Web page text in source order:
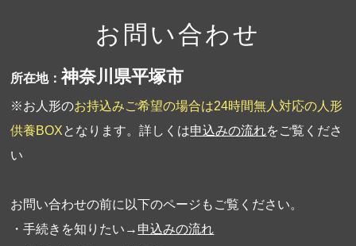
お問い合わせ
所在地：神奈川県平塚市
※お人形のお持込みご希望の場合は24時間無人対応の人形
供養BOXとなります。詳しくは申込みの流れをご覧くださ
い
お問い合わせの前に以下のページもご覧ください。
・手続きを知りたい→ 申込みの流れ